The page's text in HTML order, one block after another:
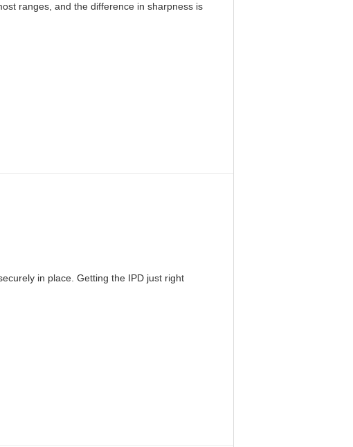
ranges, and the difference in sharpness is
in place. Getting the IPD just right